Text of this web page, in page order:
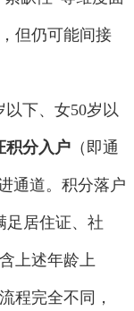
但仍可能间接
下、女50岁以
积分入户（即通
通道。积分落户
足居住证、社
上述年龄上
程完全不同，